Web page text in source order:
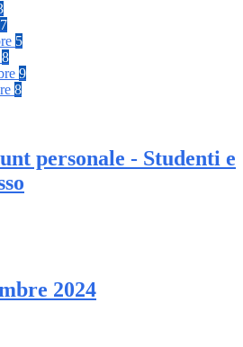
7
5
8
9
8
personale - Studenti e
2024